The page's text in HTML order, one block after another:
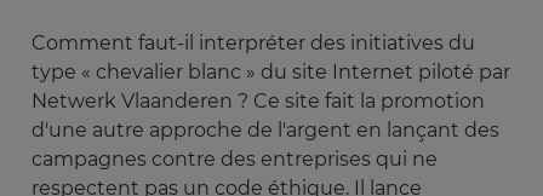
Comment faut-il interpréter des initiatives du
type « chevalier blanc » du site Internet piloté par
Netwerk Vlaanderen ? Ce site fait la promotion
d'une autre approche de l'argent en lançant des
campagnes contre des entreprises qui ne
respectent pas un code éthique. Il lance